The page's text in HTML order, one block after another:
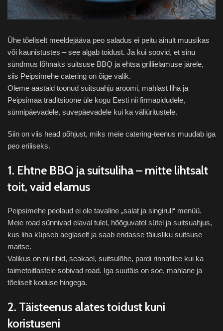
Ühe tõeliselt meeldejääva peo saladus ei peitu ainult muusikas
või kaunistustes – see algab toidust. Ja kui soovid, et sinu
sündmus lõhnaks suitsuse BBQ ja ehtsa grillielamuse järele,
siis Peipsimehe catering on õige valik.
Oleme aastaid toonud suitsuahju aroomi, mahlast liha ja
Peipsimaa traditsioone üle kogu Eesti nii firmapidudele,
sünnipäevadele, suvepäevadele kui ka väliüritustele.
Siin on viis head põhjust, miks meie catering-teenus muudab iga
peo eriliseks.
1. Ehtne BBQ ja suitsuliha – mitte lihtsalt
toit, vaid elamus
Peipsimehe peolaud ei ole tavaline „salat ja singirull“ menüü.
Meie road sünnivad elaval tulel, hõõguvatel sütel ja suitsuahjus,
kus liha küpseb aeglaselt ja saab endasse täiusliku suitsuse
maitse.
Valikus on nii ribid, seakael, suitsulõhe, pardi rinnafilee kui ka
taimetoitlastele sobivad road. Iga suutäis on soe, mahlane ja
tõeliselt koduse hingega.
2. Täisteenus alates toidust kuni
koristuseni